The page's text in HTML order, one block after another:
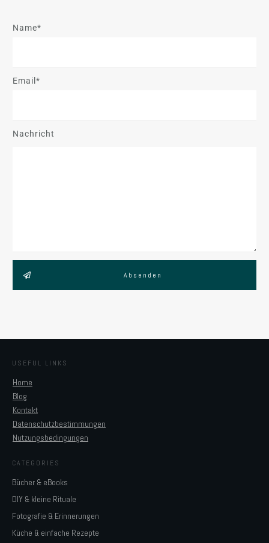
Name*
Email*
Nachricht
Absenden
USEFUL LINKS
Home
Blog
Kontakt
Datenschutzbestimmungen
Nutzungsbedingungen
CATEGORIES
Bücher & eBooks
DIY & kleine Rituale
Fotografie & Erinnerungen
Küche & einfache Rezepte